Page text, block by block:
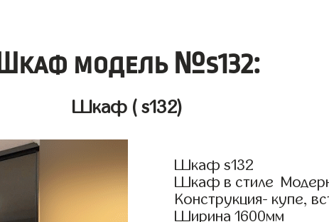
Шкаф модель №s132:
Шкаф ( s132)
Шкаф s132
Шкаф в стиле
Конструкция- купе,
Ширина 1600мм